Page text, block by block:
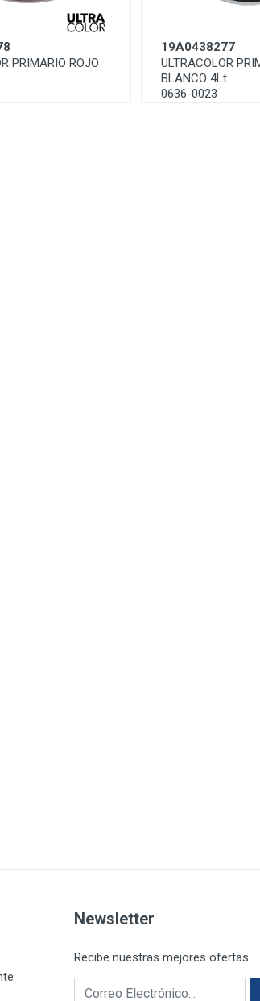
PRIMARIO ROJO
19A0438277
ULTRACOLOR
BLANCO 4Lt
0636-0023
Newsletter
Recibe nuestras mejores ofertas
Correo electrónico